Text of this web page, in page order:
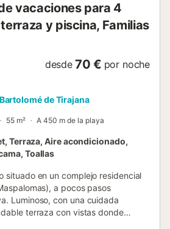
vacaciones para 4
y piscina, Familias
desde 70 € por noche
de Tirajana
55 m² A 450 m de la playa
Terraza, Aire acondicionado,
Toallas
situado en un complejo residencial
a pocos pasos
Luminoso, con una cuidada
terraza con vistas donde